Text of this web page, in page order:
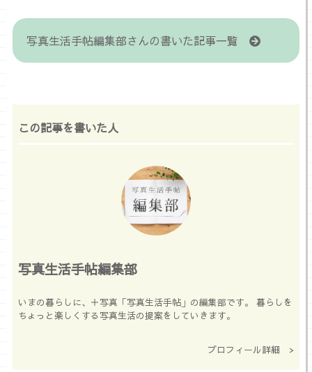
写真生活手帖編集部さんの書いた記事一覧
この記事を書いた人
写真生活手帖編集部
いまの暮らしに、＋写真「写真生活手帖」の編集部です。 暮らしを
ちょっと楽しくする写真生活の提案をしていきます。
プロフィール詳細 >